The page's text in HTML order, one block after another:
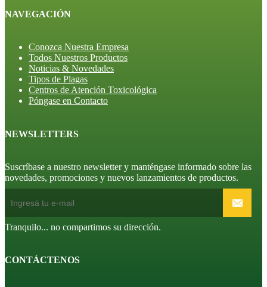
NAVEGACIÓN
Conozca Nuestra Empresa
Todos Nuestros Productos
Noticias & Novedades
Tipos de Plagas
Centros de Atención Toxicológica
Póngase en Contacto
NEWSLETTERS
Suscríbase a nuestro newsletter y manténgase informado sobre las
novedades, promociones y nuevos lanzamientos de productos.
Tranquilo... no compartimos su dirección.
CONTÁCTENOS